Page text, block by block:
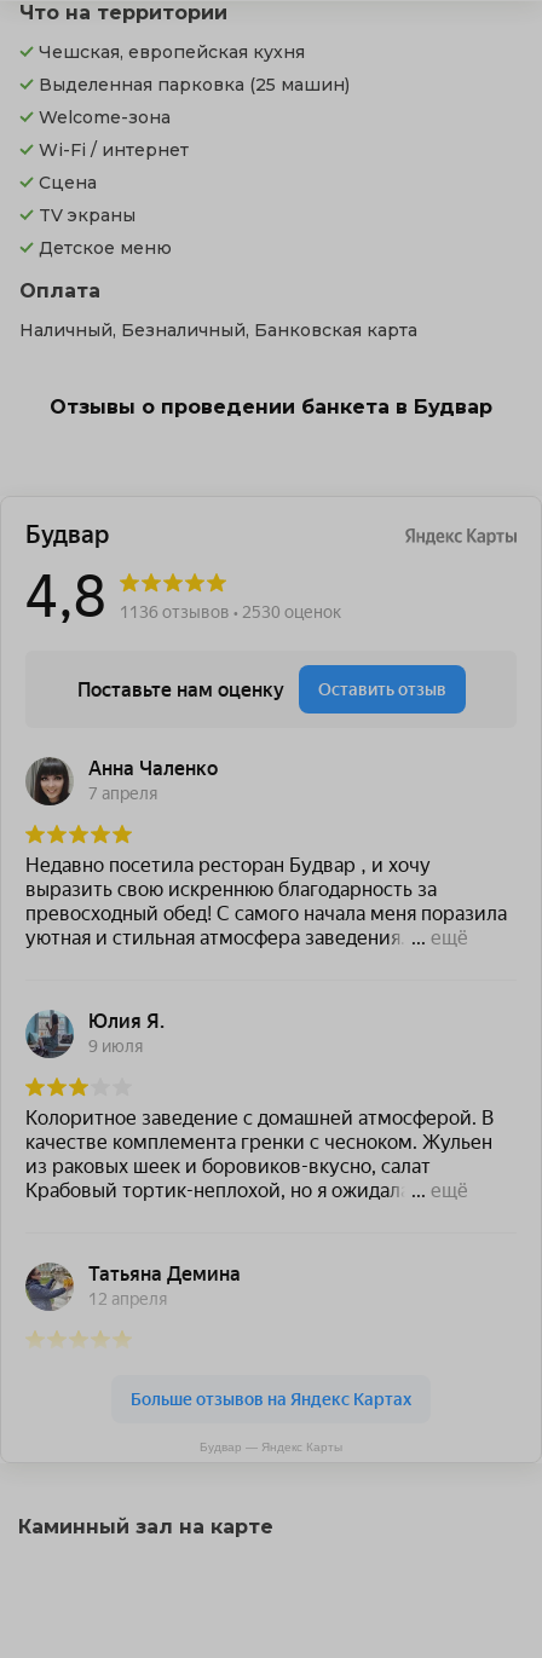
Что на территории
Чешская, европейская кухня
Выделенная парковка (25 машин)
Welcome-зона
Wi-Fi / интернет
Сцена
TV экраны
Детское меню
Оплата
Наличный, Безналичный, Банковская карта
Отзывы о проведении банкета в Будвар
Будвар — Яндекс Карты
Каминный зал на карте